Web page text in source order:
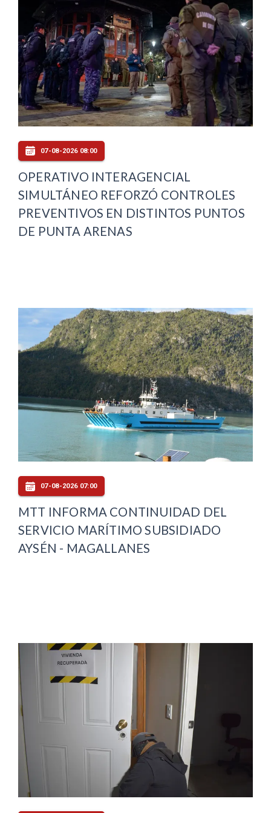
07-08-2026 08:00
OPERATIVO INTERAGENCIAL
SIMULTÁNEO REFORZÓ CONTROLES
PREVENTIVOS EN DISTINTOS PUNTOS
DE PUNTA ARENAS
07-08-2026 07:00
MTT INFORMA CONTINUIDAD DEL
SERVICIO MARÍTIMO SUBSIDIADO
AYSÉN - MAGALLANES